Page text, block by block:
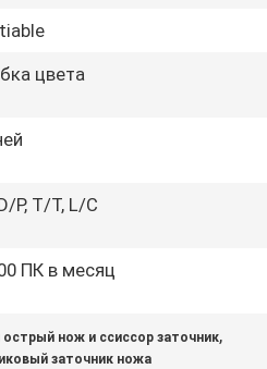
цвета
P, T/T, L/C
ПК в месяц
нож и ссиссор заточник,
заточник ножа